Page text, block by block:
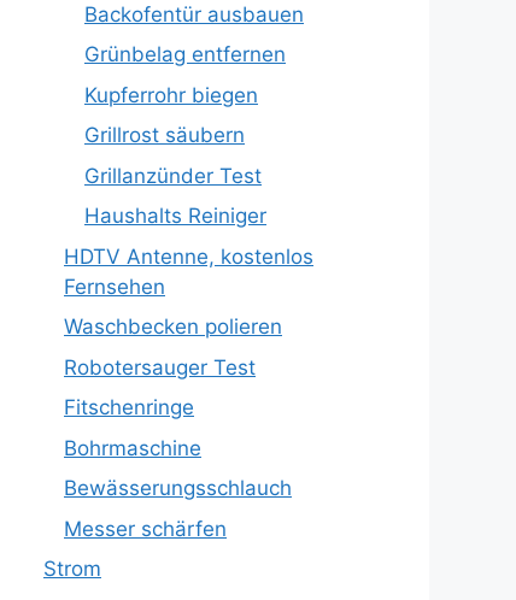
Backofentür ausbauen
Grünbelag entfernen
Kupferrohr biegen
Grillrost säubern
Grillanzünder Test
Haushalts Reiniger
HDTV Antenne, kostenlos
Fernsehen
Waschbecken polieren
Robotersauger Test
Fitschenringe
Bohrmaschine
Bewässerungsschlauch
Messer schärfen
Strom